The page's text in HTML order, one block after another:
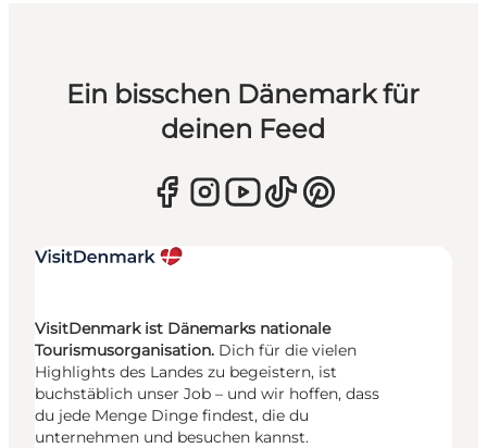
Ein bisschen Dänemark für
deinen Feed
VisitDenmark ist Dänemarks nationale
Tourismusorganisation. Dich für die vielen
Highlights des Landes zu begeistern, ist
buchstäblich unser Job – und wir hoffen, dass
du jede Menge Dinge findest, die du
unternehmen und besuchen kannst.